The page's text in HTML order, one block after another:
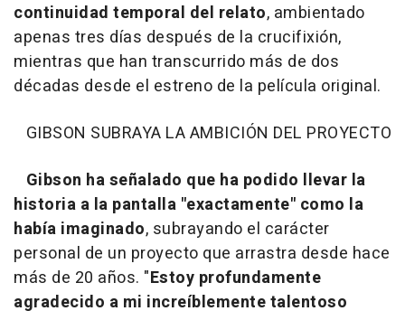
continuidad temporal del relato, ambientado
apenas tres días después de la crucifixión,
mientras que han transcurrido más de dos
décadas desde el estreno de la película original.
GIBSON SUBRAYA LA AMBICIÓN DEL PROYECTO
Gibson ha señalado que ha podido llevar la
historia a la pantalla "exactamente" como la
había imaginado, subrayando el carácter
personal de un proyecto que arrastra desde hace
más de 20 años. "Estoy profundamente
agradecido a mi increíblemente talentoso